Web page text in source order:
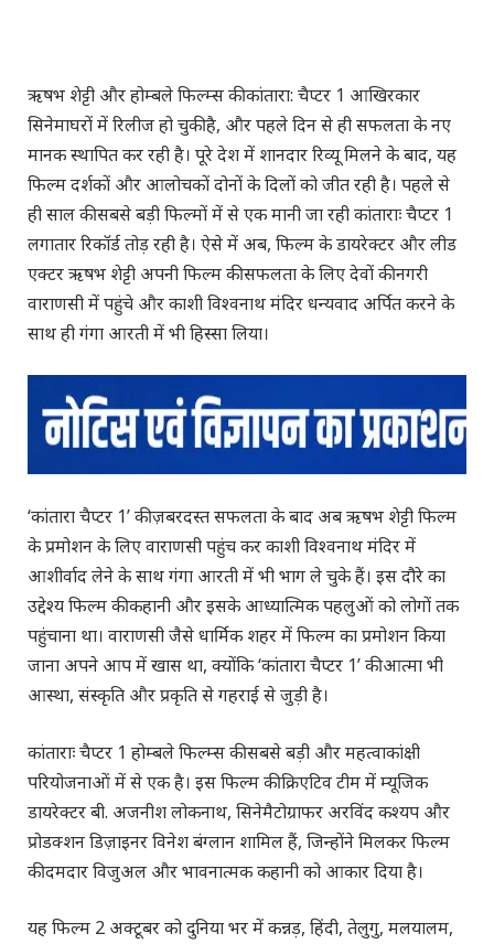
ऋषभ शेट्टी और होम्बले फिल्म्स की कांतारा: चैप्टर 1 आखिरकार
सिनेमाघरों में रिलीज हो चुकी है, और पहले दिन से ही सफलता के नए
मानक स्थापित कर रही है। पूरे देश में शानदार रिव्यू मिलने के बाद, यह
फिल्म दर्शकों और आलोचकों दोनों के दिलों को जीत रही है। पहले से
ही साल की सबसे बड़ी फिल्मों में से एक मानी जा रही कांताराः चैप्टर 1
लगातार रिकॉर्ड तोड़ रही है। ऐसे में अब, फिल्म के डायरेक्टर और लीड
एक्टर ऋषभ शेट्टी अपनी फिल्म की सफलता के लिए देवों की नगरी
वाराणसी में पहुंचे और काशी विश्वनाथ मंदिर धन्यवाद अर्पित करने के
साथ ही गंगा आरती में भी हिस्सा लिया।
‘कांतारा चैप्टर 1’ की ज़बरदस्त सफलता के बाद अब ऋषभ शेट्टी फिल्म
के प्रमोशन के लिए वाराणसी पहुंच कर काशी विश्वनाथ मंदिर में
आशीर्वाद लेने के साथ गंगा आरती में भी भाग ले चुके हैं। इस दौरे का
उद्देश्य फिल्म की कहानी और इसके आध्यात्मिक पहलुओं को लोगों तक
पहुंचाना था। वाराणसी जैसे धार्मिक शहर में फिल्म का प्रमोशन किया
जाना अपने आप में खास था, क्योंकि ‘कांतारा चैप्टर 1’ की आत्मा भी
आस्था, संस्कृति और प्रकृति से गहराई से जुड़ी है।
कांताराः चैप्टर 1 होम्बले फिल्म्स की सबसे बड़ी और महत्वाकांक्षी
परियोजनाओं में से एक है। इस फिल्म की क्रिएटिव टीम में म्यूजिक
डायरेक्टर बी. अजनीश लोकनाथ, सिनेमैटोग्राफर अरविंद कश्यप और
प्रोडक्शन डिज़ाइनर विनेश बंग्लान शामिल हैं, जिन्होंने मिलकर फिल्म
की दमदार विजुअल और भावनात्मक कहानी को आकार दिया है।
यह फिल्म 2 अक्टूबर को दुनिया भर में कन्नड़, हिंदी, तेलुगु, मलयालम,